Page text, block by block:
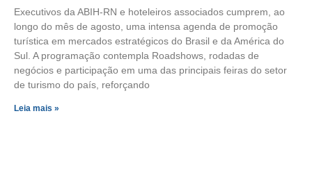
Executivos da ABIH-RN e hoteleiros associados cumprem, ao
longo do mês de agosto, uma intensa agenda de promoção
turística em mercados estratégicos do Brasil e da América do
Sul. A programação contempla Roadshows, rodadas de
negócios e participação em uma das principais feiras do setor
de turismo do país, reforçando
Leia mais »